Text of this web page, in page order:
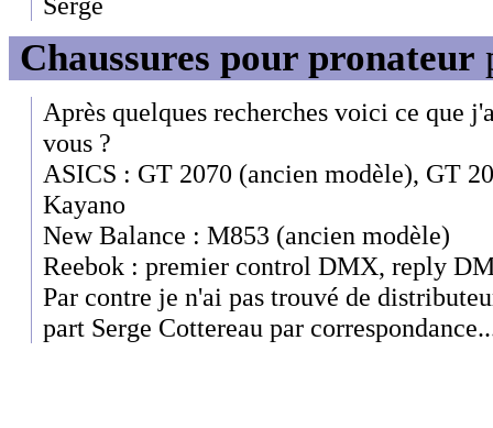
Chaussures pour pronateur
Après quelques recherches voici ce que
vous ?
ASICS : GT 2070 (ancien modèle), GT
Kayano
New Balance : M853 (ancien modèle)
Reebok : premier control DMX, reply
Par contre je n'ai pas trouvé de
part Serge Cottereau par